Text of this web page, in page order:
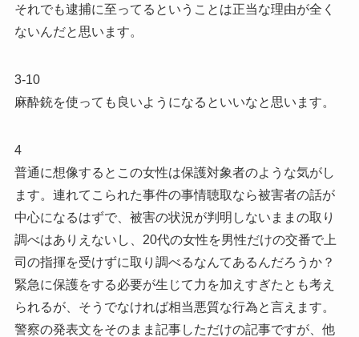
それでも逮捕に至ってるということは正当な理由が全く
ないんだと思います。
3-10
麻酔銃を使っても良いようになるといいなと思います。
4
普通に想像するとこの女性は保護対象者のような気がし
ます。連れてこられた事件の事情聴取なら被害者の話が
中心になるはずで、被害の状況が判明しないままの取り
調べはありえないし、20代の女性を男性だけの交番で上
司の指揮を受けずに取り調べるなんてあるんだろうか？
緊急に保護をする必要が生じて力を加えすぎたとも考え
られるが、そうでなければ相当悪質な行為と言えます。
警察の発表文をそのまま記事しただけの記事ですが、他